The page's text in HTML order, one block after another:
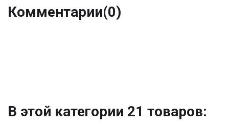
Комментарии(0)
В этой категории 21 товаров: